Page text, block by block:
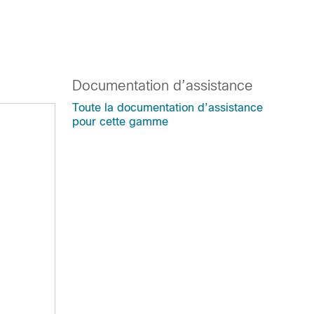
Documentation d’assistance
Toute la documentation d’assistance
pour cette gamme